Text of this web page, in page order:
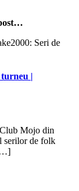
Seri de
|
Mojo din
serilor de folk